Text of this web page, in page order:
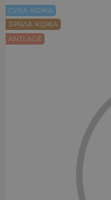
СУХА КОЖА
ЗРЯЛА КОЖА
ANTI AGE